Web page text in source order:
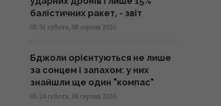
балістичних ракет, - звіт
05:31 субота, 08 серпня 2026
Бджоли орієнтуються не лише
за сонцем і запахом: у них
знайшли ще один "компас"
05:24 субота, 08 серпня 2026